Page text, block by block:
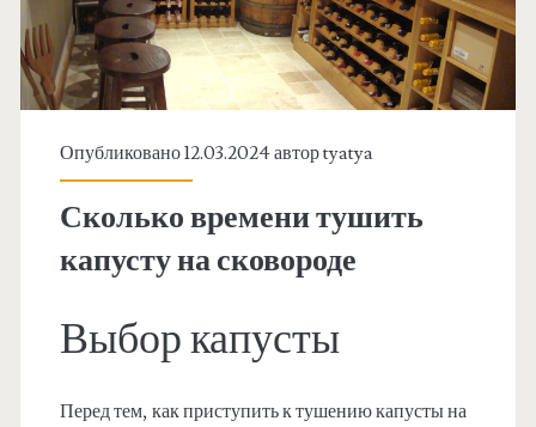
Опубликовано 12.03.2024 авторtyatya
Сколько времени тушить
капусту на сковороде
Выбор капусты
Перед тем, как приступить к тушению капусты на